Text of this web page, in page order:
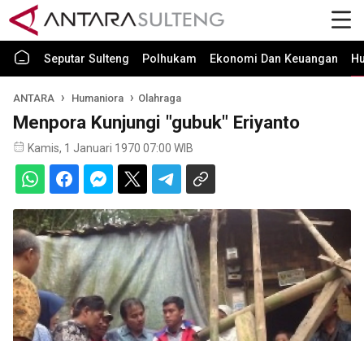
Seputar Sulteng Polhukam Ekonomi Dan Keuangan
ANTARA Humaniora Olahraga
Menpora Kunjungi "gubuk" Eriyanto
Kamis, 1 Januari 1970 07:00 WIB